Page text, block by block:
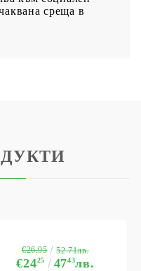
среща в
€2425 4743лв.
€26.95 52.71лв.